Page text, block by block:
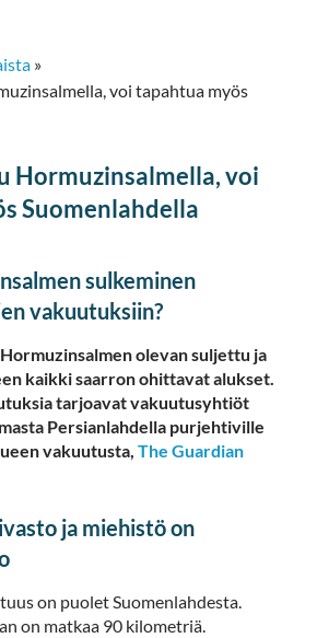
»
voi tapahtua myös
Hormuzinsalmella, voi
Suomenlahdella
sulkeminen
vakuutuksiin?
olevan suljettu ja
kaikki saarron ohittavat alukset.
tarjoavat vakuutusyhtiöt
Persianlahdella purjehtiville
vakuutusta, The Guardian
ja miehistö on
on puolet Suomenlahdesta.
on matkaa 90 kilometriä.